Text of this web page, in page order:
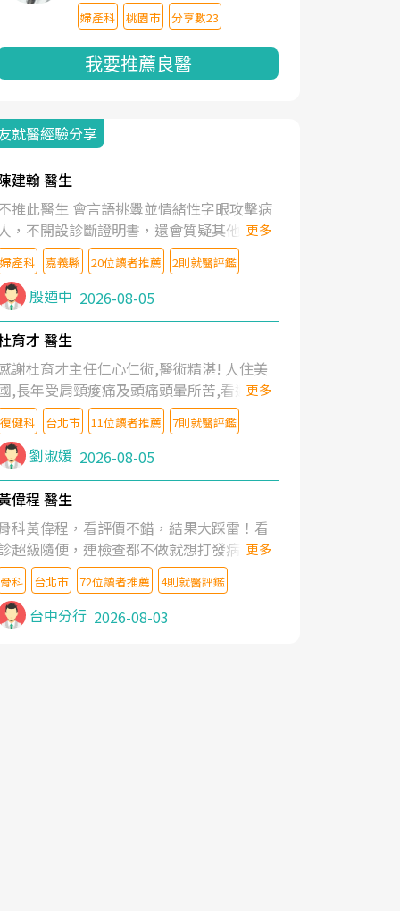
婦產科 桃園市 分享數23
我要推薦良醫
就醫經驗分享
建翰 醫生
推此醫生 會言語挑釁並情緒性字眼攻擊病
，不開設診斷證明書，還會質疑其他醫生
判斷！
更多
婦產科 嘉義縣 20位讀者推薦 2則就醫評鑑
殷迺中 2026-08-05
育才 醫生
謝杜育才主任仁心仁術,醫術精湛! 人住美
,長年受肩頸痠痛及頭痛頭暈所苦,看遍名醫
授,做了各種檢查,也嘗試過西醫打針,中醫
灸及物理徒手治療都沒有用,後來連吃到嗎
類止痛藥都效果有限,只是壓症狀,沒多久就
起來,多年失眠嚴重影響生活品質. 台灣親
介紹忠孝醫院杜育才主任是頸頭症候群專
,上網搜尋杜主任相關文章新聞跟網路評價
後,下定決心飛回台北找杜醫師診治. 杜主
的乾針跟增生治療真的很厲害,第一次乾針
覺得整個肩頸鬆開,回家特別好睡,經過幾次
療,長年頑疾已經好了大半,杜主任除了打針
厲害,還會一直交代要改善姿勢跟好好做運
更多
復健科 台北市 11位讀者推薦 7則就醫評鑑
劉淑媛 2026-08-05
偉程 醫生
科黃偉程，看評價不錯，結果大踩雷！看
超級隨便，連檢查都不做就想打發病人，
好大的官威 ... 想詢問病情還被陰陽怪氣嘲
一番。可能好評帶來的大頭症，變得自負
尊重病人。醫術也不行，畢竟連檢查都懶
做，治療會有用才怪。大家避雷吧！
更多
骨科 台北市 72位讀者推薦 4則就醫評鑑
台中分行 2026-08-03